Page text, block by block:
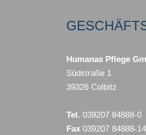
Humanas Pflege
Südstraße 1
39326 Colbitz
Tel. 039207 84888-0
Fax 039207 84888-14